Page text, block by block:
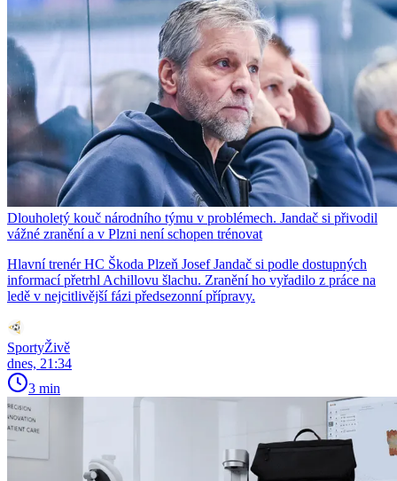
Dlouholetý kouč národního týmu v problémech. Jandač si přivodil
vážné zranění a v Plzni není schopen trénovat
Hlavní trenér HC Škoda Plzeň Josef Jandač si podle dostupných
informací přetrhl Achillovu šlachu. Zranění ho vyřadilo z práce na
ledě v nejcitlivější fázi předsezonní přípravy.
SportyŽivě
dnes, 21:34
3 min